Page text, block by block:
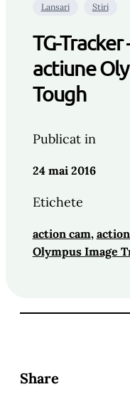
Lansari Stiri
TG-
actiune
Tough
Publicat in
24 mai 2016
Etichete
action cam,
Olympus Image
Share